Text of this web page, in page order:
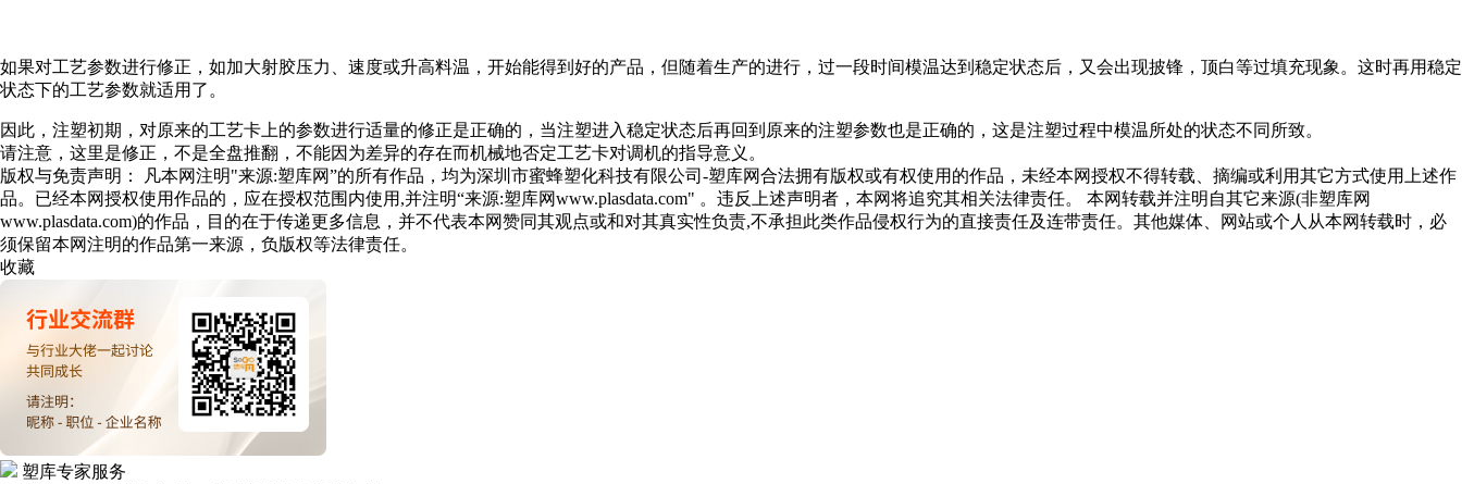
如果对工艺参数进行修正，如加大射胶压力、速度或升高料温，开始能得到好的产品，但随着生产的进行，过一段时间模温达到稳定状态后，又会出现披锋，顶白等过填充现象。这时再用稳定
状态下的工艺参数就适用了。
因此，注塑初期，对原来的工艺卡上的参数进行适量的修正是正确的，当注塑进入稳定状态后再回到原来的注塑参数也是正确的，这是注塑过程中模温所处的状态不同所致。
请注意，这里是修正，不是全盘推翻，不能因为差异的存在而机械地否定工艺卡对调机的指导意义。
版权与免责声明： 凡本网注明"来源:塑库网”的所有作品，均为深圳市蜜蜂塑化科技有限公司-塑库网合法拥有版权或有权使用的作品，未经本网授权不得转载、摘编或利用其它方式使用上述作
品。已经本网授权使用作品的，应在授权范围内使用,并注明“来源:塑库网www.plasdata.com" 。违反上述声明者，本网将追究其相关法律责任。 本网转载并注明自其它来源(非塑库网
www.plasdata.com)的作品，目的在于传递更多信息，并不代表本网赞同其观点或和对其真实性负责,不承担此类作品侵权行为的直接责任及连带责任。其他媒体、网站或个人从本网转载时，必
须保留本网注明的作品第一来源，负版权等法律责任。
收藏
塑库专家服务